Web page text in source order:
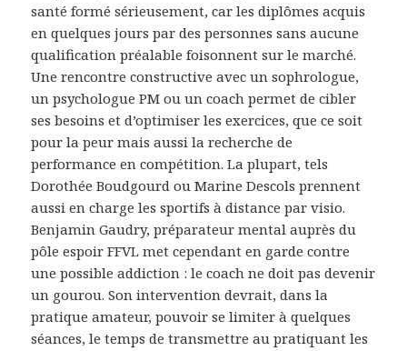
santé formé sérieusement, car les diplômes acquis
en quelques jours par des personnes sans aucune
qualification préalable foisonnent sur le marché.
Une rencontre constructive avec un sophrologue,
un psychologue PM ou un coach permet de cibler
ses besoins et d’optimiser les exercices, que ce soit
pour la peur mais aussi la recherche de
performance en compétition. La plupart, tels
Dorothée Boudgourd ou Marine Descols prennent
aussi en charge les sportifs à distance par visio.
Benjamin Gaudry, préparateur mental auprès du
pôle espoir FFVL met cependant en garde contre
une possible addiction : le coach ne doit pas devenir
un gourou. Son intervention devrait, dans la
pratique amateur, pouvoir se limiter à quelques
séances, le temps de transmettre au pratiquant les